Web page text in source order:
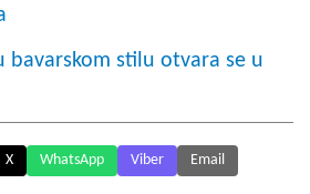
bavarskom stilu otvara se u
X WhatsApp Viber Email